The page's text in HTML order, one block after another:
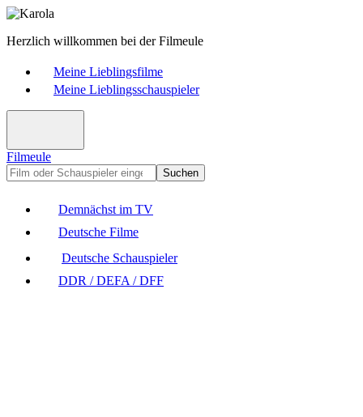
Herzlich willkommen bei der Filmeule
Meine Lieblingsfilme
Meine Lieblingsschauspieler
Filmeule
Suchen
Demnächst im TV
Deutsche Filme
Deutsche Schauspieler
DDR / DEFA / DFF